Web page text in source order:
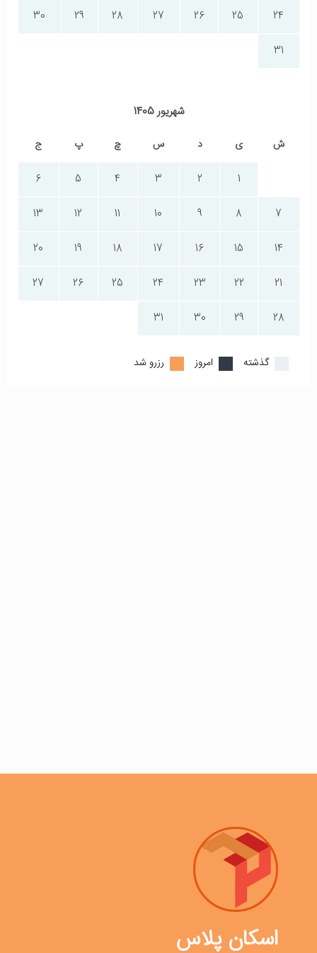
24
25
26
27
28
29
30
31
شهریور 1405
ش ی د س چ پ ج
1
2
3
4
5
6
7
8
9
10
11
12
13
14
15
16
17
18
19
20
21
22
23
24
25
26
27
28
29
30
31
گذشته امروز رزرو شد
اسکان پلاس